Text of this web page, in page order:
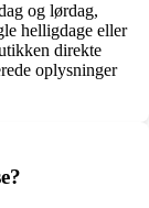
og lørdag,
helligdage eller
direkte
oplysninger